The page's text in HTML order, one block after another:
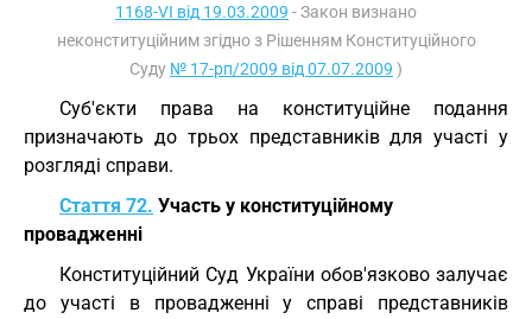
1168-VI від 19.03.2009 - Закон визнано
неконституційним згідно з Рішенням Конституційного
Суду № 17-рп/2009 від 07.07.2009 )
Суб'єкти права на конституційне подання
призначають до трьох представників для участі у
розгляді справи.
Стаття 72. Участь у конституційному
провадженні
Конституційний Суд України обов'язково залучає
до участі в провадженні у справі представників